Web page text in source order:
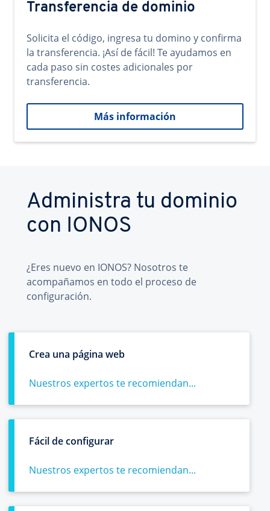
Transferencia de dominio
Solicita el código, ingresa tu domino y confirma
la transferencia. ¡Así de fácil! Te ayudamos en
cada paso sin costes adicionales por
transferencia.
Más información
Administra tu dominio
con IONOS
¿Eres nuevo en IONOS? Nosotros te
acompañamos en todo el proceso de
configuración.
Crea una página web
Nuestros expertos te recomiendan...
Fácil de configurar
Nuestros expertos te recomiendan...